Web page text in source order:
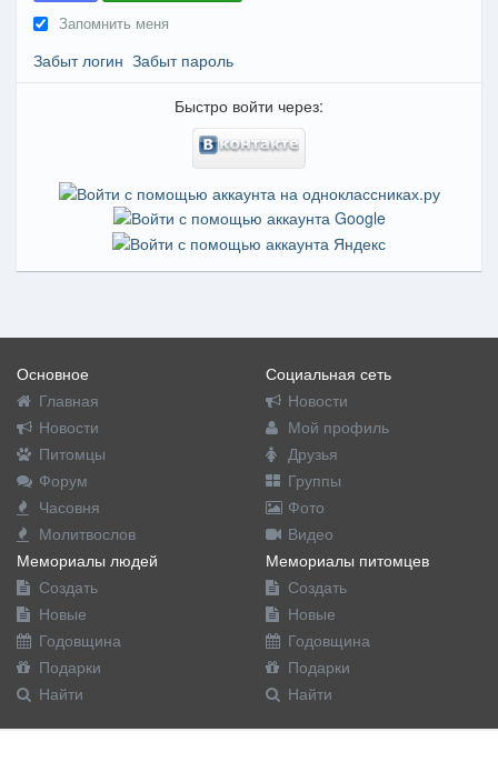
Запомнить меня
Забыт логин Забыт пароль
Быстро войти через:
Основное
Главная
Новости
Питомцы
Форум
Часовня
Молитвослов
Социальная сеть
Новости
Мой профиль
Друзья
Группы
Фото
Видео
Мемориалы людей
Создать
Новые
Годовщина
Подарки
Найти
Мемориалы питомцев
Создать
Новые
Годовщина
Подарки
Найти